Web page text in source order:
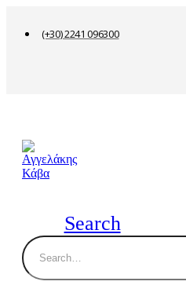
(+30) 2241 096300
Search